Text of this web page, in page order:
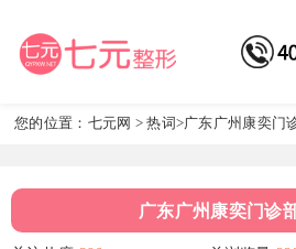
您的位置： 七元网 >热词 >广东广州康奕门
广东广州康奕门诊